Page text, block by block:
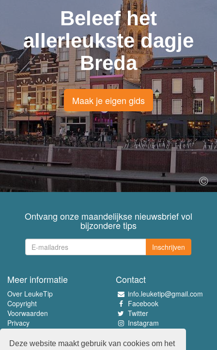
Deze website maakt gebruik van cookies om het
Beleef het
allerleukste dagje
Breda
Maak je eigen gids
Ontvang onze maandelijkse nieuwsbrief vol
bijzondere tips
Inschrijven
Meer informatie
Over LeukeTip
Copyright
Voorwaarden
Privacy
Contact
info.leuketip@gmail.com
Facebook
Twitter
Instagram